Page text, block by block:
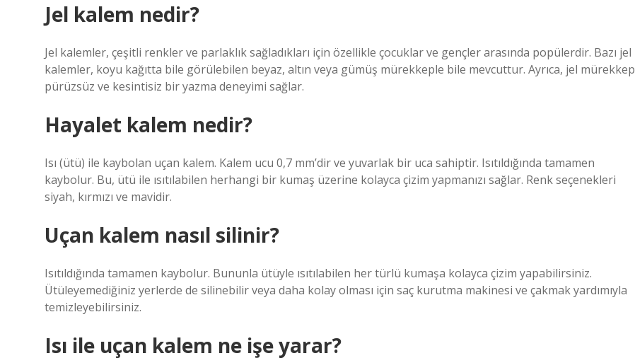
Jel kalem nedir?
Jel kalemler, çeşitli renkler ve parlaklık sağladıkları için özellikle çocuklar ve gençler arasında popülerdir. Bazı jel
kalemler, koyu kağıtta bile görülebilen beyaz, altın veya gümüş mürekkeple bile mevcuttur. Ayrıca, jel mürekkep
pürüzsüz ve kesintisiz bir yazma deneyimi sağlar.
Hayalet kalem nedir?
Isı (ütü) ile kaybolan uçan kalem. Kalem ucu 0,7 mm’dir ve yuvarlak bir uca sahiptir. Isıtıldığında tamamen
kaybolur. Bu, ütü ile ısıtılabilen herhangi bir kumaş üzerine kolayca çizim yapmanızı sağlar. Renk seçenekleri
siyah, kırmızı ve mavidir.
Uçan kalem nasıl silinir?
Isıtıldığında tamamen kaybolur. Bununla ütüyle ısıtılabilen her türlü kumaşa kolayca çizim yapabilirsiniz.
Ütüleyemediğiniz yerlerde de silinebilir veya daha kolay olması için saç kurutma makinesi ve çakmak yardımıyla
temizleyebilirsiniz.
Isı ile uçan kalem ne işe yarar?